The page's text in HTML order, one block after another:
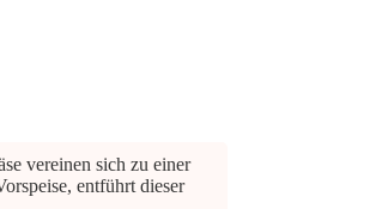
vereinen sich zu einer
entführt dieser